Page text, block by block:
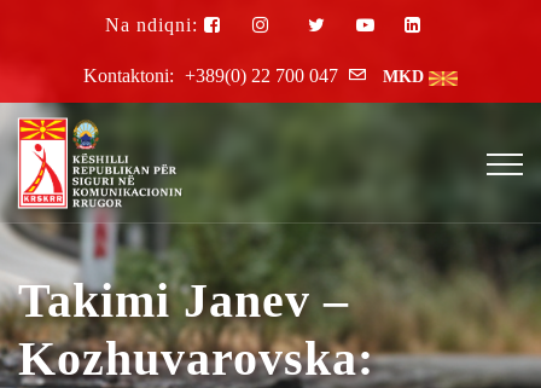
Na ndiqni:
Kontaktoni: +389(0) 22 700 047 MKD
Takimi Janev –
Kozhuvarovska: